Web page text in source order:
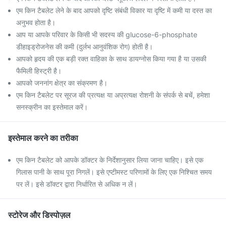
एम किन टैबलेट लेने के बाद आपको दृष्टि संबंधी विकार या दृष्टि में कमी या दस्त का
अनुभव होता है।
आप या आपके परिवार के किसी भी सदस्य की glucose-6-phosphate
डीहाइड्रोजनेस की कमी (दुर्लभ आनुवंशिक रोग) होती है।
आपको हृदय की एक बड़ी रक्त वाहिका के साथ डायग्नोस किया गया है या उसकी
फैमिली हिस्ट्री है।
आपको जननांग क्षेत्र का संक्रमण है।
एम किन टैबलेट पर सूरज की प्रत्यक्ष या अप्रत्यक्ष रोशनी के संपर्क से बचें, हमेशा
सनस्क्रीन का इस्तेमाल करें।
इस्तेमाल करने का तरीका
एम किन टैबलेट को आपके डॉक्टर के निर्देशानुसार लिया जाना चाहिए। इसे एक
गिलास पानी के साथ पूरा निगलें। इसे एप्टीमस्ट परिणामों के लिए एक निश्चित समय
पर लें। इसे डॉक्टर द्वारा निर्धारित से अधिक न लें।
स्टोरेज और डिस्पोज़ल